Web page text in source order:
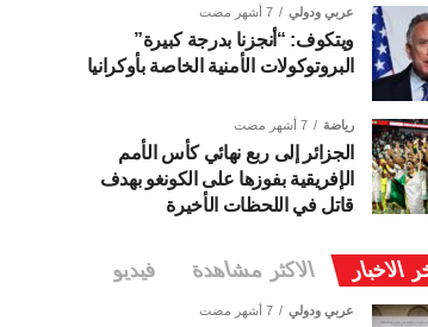
عربي ودولي 7 أشهر مضت
ويتكوف: “أنجزنا بدرجة كبيرة”
البروتوكولات الأمنية الخاصة بأوكرانيا
رياضة 7 أشهر مضت
الجزائر إلى ربع نهائي كأس الأمم
الإفريقية بفوزها على الكونغو بهدف
قاتل في اللحظات الأخيرة
الاخبار الاكثر مشاهدة فيديو
عربي ودولي 7 أشهر مضت